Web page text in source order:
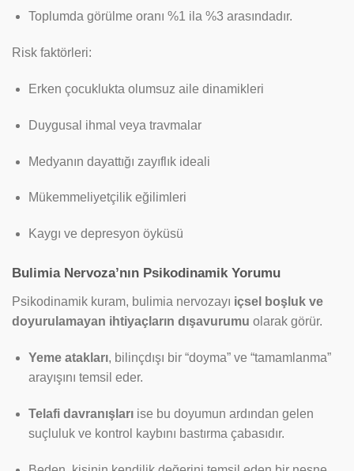
Toplumda görülme oranı %1 ila %3 arasındadır.
Risk faktörleri:
Erken çocuklukta olumsuz aile dinamikleri
Duygusal ihmal veya travmalar
Medyanın dayattığı zayıflık ideali
Mükemmeliyetçilik eğilimleri
Kaygı ve depresyon öyküsü
Bulimia Nervoza’nın Psikodinamik Yorumu
Psikodinamik kuram, bulimia nervozayı içsel boşluk ve
doyurulamayan ihtiyaçların dışavurumu olarak görür.
Yeme atakları, bilinçdışı bir “doyma” ve “tamamlanma”
arayışını temsil eder.
Telafi davranışlarıise bu doyumun ardından gelen
suçluluk ve kontrol kaybını bastırma çabasıdır.